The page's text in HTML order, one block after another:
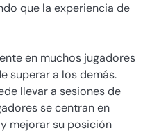
que la experiencia de
en muchos jugadores
superar a los demás.
llevar a sesiones de
se centran en
mejorar su posición